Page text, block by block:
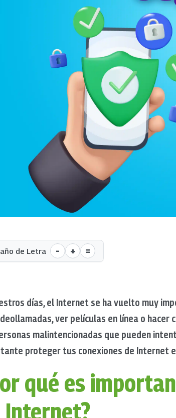
de Letra - + =
días, el Internet se ha vuelto muy
ver películas en línea o hacer
malintencionadas que pueden
proteger tus conexiones de Internet
qué es
Internet?